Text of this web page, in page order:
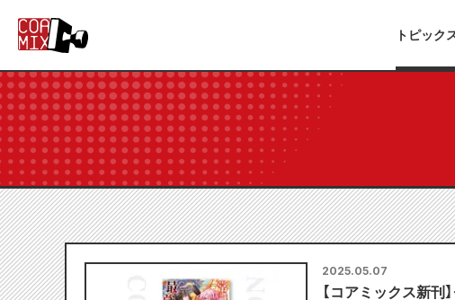
トピック
2025.05.07
【コアミックス新刊